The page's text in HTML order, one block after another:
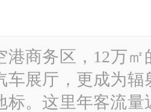
港商务区，12万
车展厅，更成为
标。这里年客流